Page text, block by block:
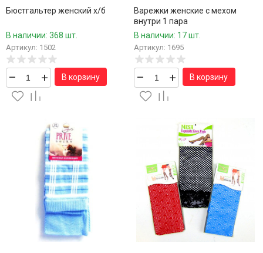
Бюстгальтер женский х/б
В наличии: 368 шт.
Артикул: 1502
– + В корзину
Варежки женские с мехом
внутри 1 пара
В наличии: 17 шт.
Артикул: 1695
– + В корзину